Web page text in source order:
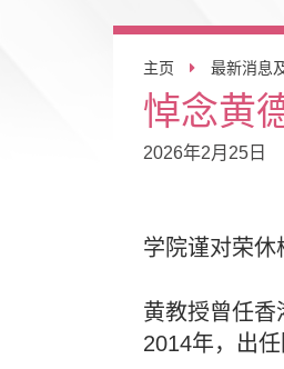
主页 最新消息
悼念黄
2026年2月25日
学院谨对荣休
黄教授曾任香
2014年，出